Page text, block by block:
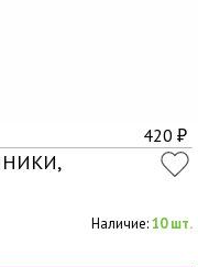
420 ₽
Наличие:10 шт.